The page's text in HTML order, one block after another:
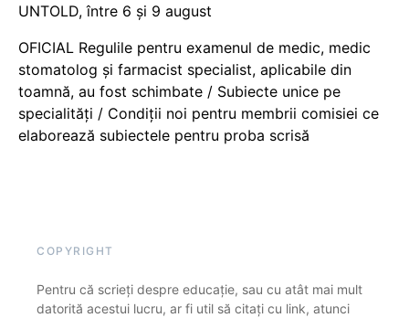
UNTOLD, între 6 și 9 august
OFICIAL Regulile pentru examenul de medic, medic
stomatolog și farmacist specialist, aplicabile din
toamnă, au fost schimbate / Subiecte unice pe
specialități / Condiții noi pentru membrii comisiei ce
elaborează subiectele pentru proba scrisă
COPYRIGHT
Pentru că scrieți despre educație, sau cu atât mai mult
datorită acestui lucru, ar fi util să citați cu link, atunci